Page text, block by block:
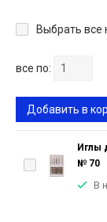
Выбрать все
все по:
Добавить в
Иглы
№ 70
В